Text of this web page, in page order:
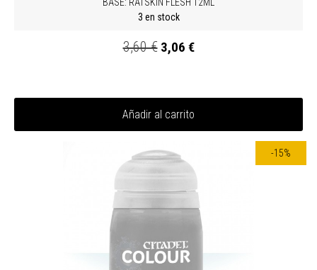
BASE: RATSKIN FLESH 12ML
3 en stock
3,60 € 3,06 €
Añadir al carrito
-15%